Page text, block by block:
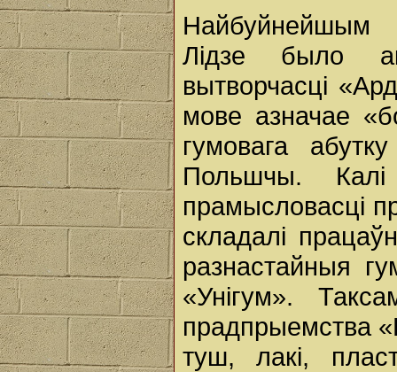
Найбуйнейшым
Лiдзе было
вытворчасці
мове азначае
гумовага
Польшчы.
прамысловасці
складалі
разнастайныя
«Унiгум».
прадпрыемства
туш, лакі,